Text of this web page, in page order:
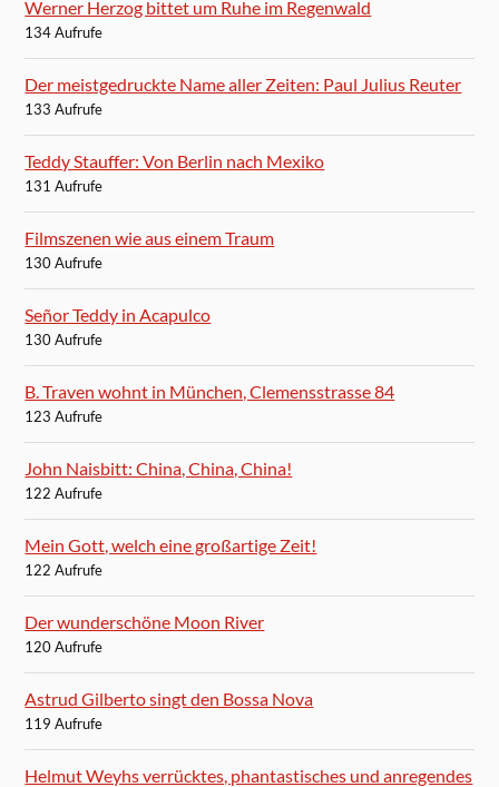
Werner Herzog bittet um Ruhe im Regenwald
134 Aufrufe
Der meistgedruckte Name aller Zeiten: Paul Julius Reuter
133 Aufrufe
Teddy Stauffer: Von Berlin nach Mexiko
131 Aufrufe
Filmszenen wie aus einem Traum
130 Aufrufe
Señor Teddy in Acapulco
130 Aufrufe
B. Traven wohnt in München, Clemensstrasse 84
123 Aufrufe
John Naisbitt: China, China, China!
122 Aufrufe
Mein Gott, welch eine großartige Zeit!
122 Aufrufe
Der wunderschöne Moon River
120 Aufrufe
Astrud Gilberto singt den Bossa Nova
119 Aufrufe
Helmut Weyhs verrücktes, phantastisches und anregendes